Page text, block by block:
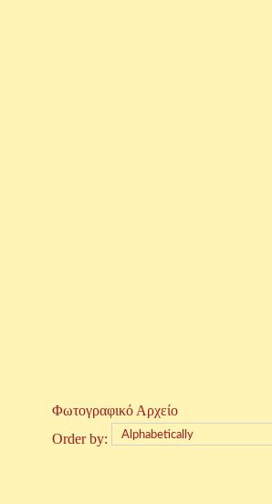
Φωτογραφικό Αρχείο
Order by: